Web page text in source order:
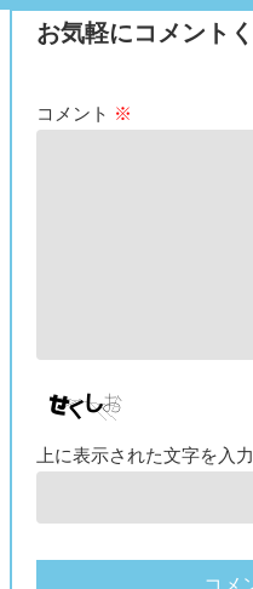
お気軽にコメント
コメント ※
上に表示された文字を入